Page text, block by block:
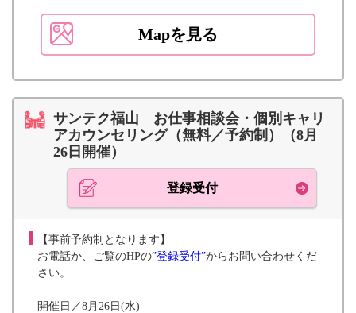
Mapを見る
サンテク福山 お仕事相談会・個別キャリ
アカウンセリング（無料／予約制）（8月
26日開催）
登録受付
【事前予約制となります】
お電話か、ご覧のHPの”登録受付”からお問い合わせくだ
さい。
開催日／8月26日(水)